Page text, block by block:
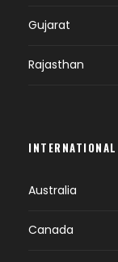
Gujarat
Rajasthan
INTERNATIONAL
Australia
Canada